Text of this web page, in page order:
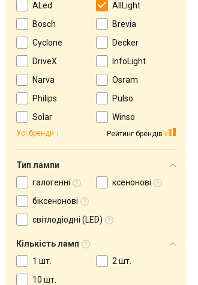
ALed
AllLight
Bosch
Brevia
Cyclone
Decker
DriveX
InfoLight
Narva
Osram
Philips
Pulso
Solar
Winso
Рейтинг брендів
Усі бренди
Тип лампи
галогенні
ксенонові
біксенонові
світлодіодні (LED)
Кількість ламп
1 шт.
2 шт.
10 шт.